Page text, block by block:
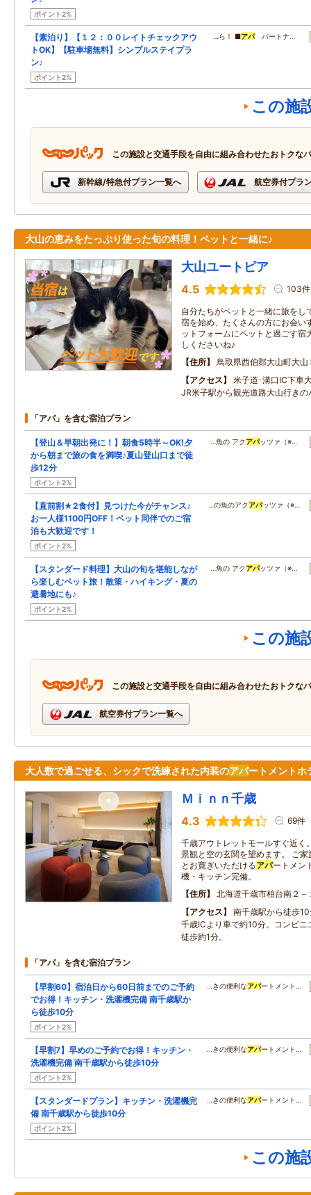
ポイント2%
【素泊り】【１２：００レイトチェックアウ
トOK】【駐車場無料】シンプルステイプラ
ン♪
ポイント2%
…ら！ ■アパパートナ…
この施
この施設と交通手段を自由に組み合わせたおトクな
新幹線/特急付プラン一覧へ 航空券付プラ
大山の恵みをたっぷり使った旬の料理！ペットと一緒に♪
大山ユートピア
4.5 103件
自分たちがペットと一緒に旅をし
宿を始め、たくさんの方にお会い
ットフォームにペットと過ごす宿
しくださいね♪
住所
鳥取県西伯郡大山町大山
アクセス
米子道･溝口IC下車
JR米子駅から観光道路大山行き
「アパ」を含む宿泊プラン
【登山＆早朝出発に！】朝食5時半～OK!夕
から朝まで旅の食を満喫♪夏山登山口まで徒
歩12分
ポイント2%
…魚の アクアパッツァ（※…
【直前割★2食付】見つけた今がチャンス♪
お一人様1100円OFF！ペット同伴でのご宿
泊も大歓迎です！
ポイント2%
…の魚のアクアパッツァ（※…
【スタンダード料理】大山の旬を堪能しなが
ら楽しむペット旅！散策・ハイキング・夏の
避暑地にも♪
ポイント2%
…魚の アクアパッツァ（※…
この施
この施設と交通手段を自由に組み合わせたおトクな
航空券付プラン一覧へ
大人数で過ごせる、シックで洗練された内装のアパートメントホ
Ｍｉｎｎ千歳
4.3 69件
千歳アウトレットモールすぐ近く
景観と空の玄関を望めます。 ご
とお寛ぎいただけるアパートメン
機・キッチン完備。
住所
北海道千歳市柏台南２－
アクセス
南千歳駅から徒歩
千歳ICより車で約10分。コンビニ
徒歩約1分。
「アパ」を含む宿泊プラン
【早割60】宿泊日から60日前までのご予約
でお得！キッチン・洗濯機完備 南千歳駅か
ら徒歩10分
ポイント2%
…きの便利なアパートメント…
【早割7】早めのご予約でお得！キッチン・
洗濯機完備 南千歳駅から徒歩10分
ポイント2%
…きの便利なアパートメント…
【スタンダードプラン】キッチン・洗濯機完
備 南千歳駅から徒歩10分
ポイント2%
…きの便利なアパートメント…
この施